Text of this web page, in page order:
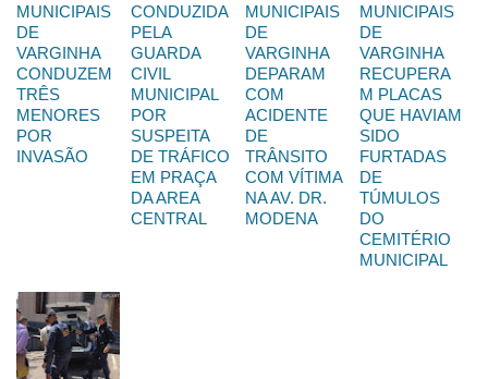
MUNICIPAIS
DE
VARGINHA
CONDUZEM
TRÊS
MENORES
POR
INVASÃO
CONDUZIDA
PELA
GUARDA
CIVIL
MUNICIPAL
POR
SUSPEITA
DE TRÁFICO
EM PRAÇA
DA AREA
CENTRAL
MUNICIPAIS
DE
VARGINHA
DEPARAM
COM
ACIDENTE
DE
TRÂNSITO
COM VÍTIMA
NA AV. DR.
MODENA
MUNICIPAIS
DE
VARGINHA
RECUPERA
M PLACAS
QUE HAVIAM
SIDO
FURTADAS
DE
TÚMULOS
DO
CEMITÉRIO
MUNICIPAL